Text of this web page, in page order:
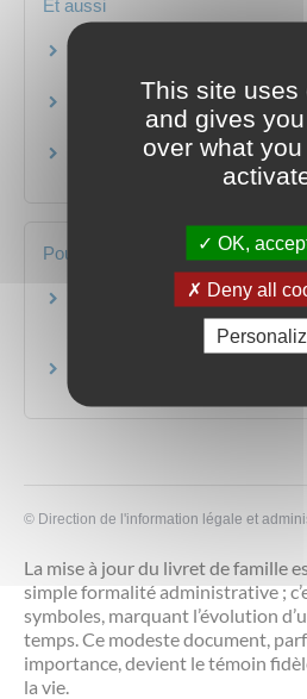
Et aussi
Mineur victime de vol ou
Harcèlement scolaire au
Pour en savoir plus
Comment faire pour créer
Direction de l'information légale et
© Direction de l'information légale et
La mise à jour du livret de famille
simple formalité administrative ;
symboles, marquant l’évolution
temps. Ce modeste document,
importance, devient le témoin
la vie.
This site uses
and gives
over what
OK,
Deny all